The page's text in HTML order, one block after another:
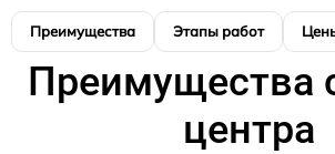
Преимущества Этапы работ
Преимущества
центра